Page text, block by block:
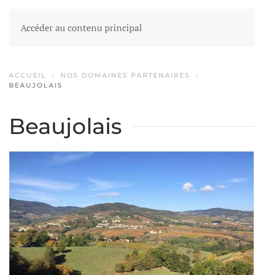
Accéder au contenu principal
ACCUEIL
NOS DOMAINES PARTENAIRES
BEAUJOLAIS
Beaujolais